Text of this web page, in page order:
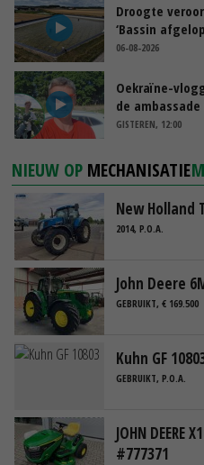
Droogte
‘Bassin
06-08-2026
Oekraïne-
de
GISTEREN, 12:00
NIEUW OP MECHANISATIE
New Holland
2014, P.O.A.
John Deere
GEBRUIKT, € 169.500
Kuhn GF
GEBRUIKT, P.O.A.
JOHN DEERE
#777371